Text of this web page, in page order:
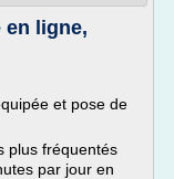
ligne,
et pose de
plus fréquentés
par jour en